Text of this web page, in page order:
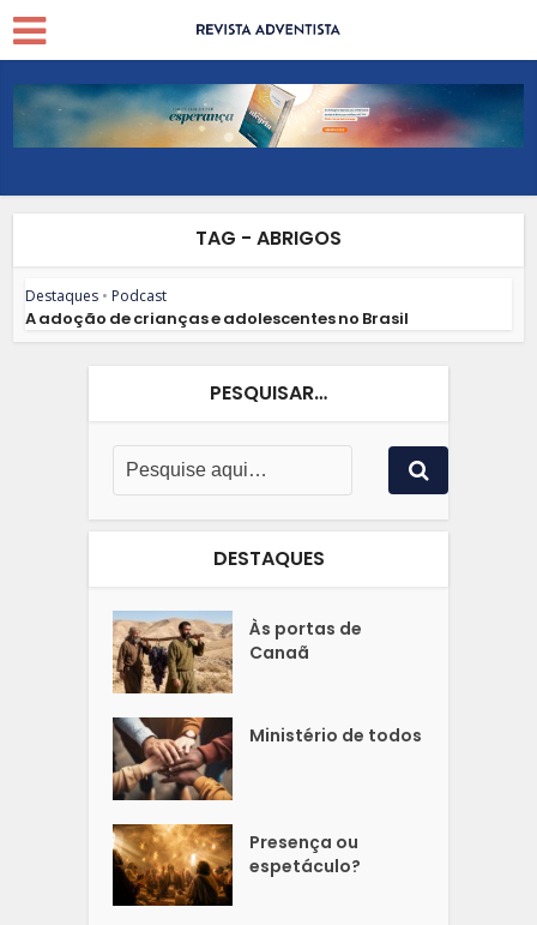
TAG - ABRIGOS
Destaques • Podcast
A adoção de crianças e adolescentes no Brasil
PESQUISAR…
DESTAQUES
Às portas de
Canaã
Ministério de todos
Presença ou
espetáculo?